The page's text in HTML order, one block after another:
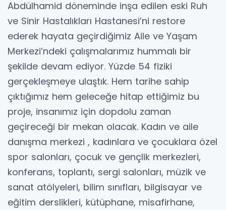
Abdülhamid döneminde inşa edilen eski Ruh
ve Sinir Hastalıkları Hastanesi’ni restore
ederek hayata geçirdiğimiz Aile ve Yaşam
Merkezi’ndeki çalışmalarımız hummalı bir
şekilde devam ediyor. Yüzde 54 fiziki
gerçekleşmeye ulaştık. Hem tarihe sahip
çıktığımız hem geleceğe hitap ettiğimiz bu
proje, insanımız için dopdolu zaman
geçireceği bir mekan olacak. Kadın ve aile
danışma merkezi , kadınlara ve çocuklara özel
spor salonları, çocuk ve gençlik merkezleri,
konferans, toplantı, sergi salonları, müzik ve
sanat atölyeleri, bilim sınıfları, bilgisayar ve
eğitim derslikleri, kütüphane, misafirhane,